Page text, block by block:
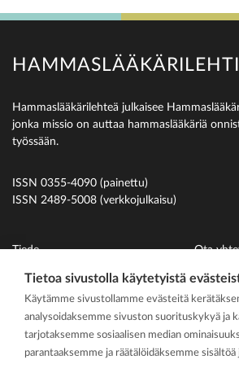
HAMMASLÄÄKÄRILEHTI
Hammaslääkärilehteä julkaisee
jonka missio on auttaa hammaslääkäriä
työssään.
ISSN 0355-4090 (painettu)
ISSN 2489-5008 (verkkojulkaisu)
Tiede
Uutiset
Ihmiset
På svenska
Kirjoitusohjeet
Ota
Suomen
Tietoa sivustolla käytetyistä
Käytämme sivustollamme evästeitä
analysoidaksemme sivuston suorituskykyä ja
tarjotaksemme sosiaalisen median
parantaaksemme ja räätälöidäksemme sisältöä